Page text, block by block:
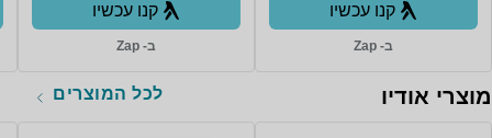
קנו עכשיו
ב- Zap
קנו עכשיו
ב- Zap
מוצרי אודיו לכל המוצרים